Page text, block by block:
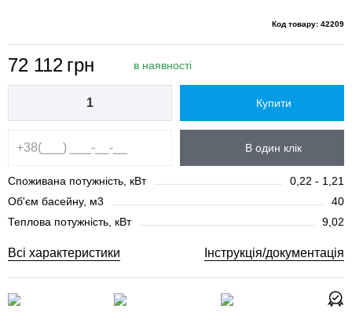
Код товару: 42209
72 112 грн в наявності
Купити
В один клік
Споживана потужність, кВт
0,22 - 1,21
Об'єм басейну, м3
40
Теплова потужність, кВт
9,02
Всі характеристики Інструкція/документація